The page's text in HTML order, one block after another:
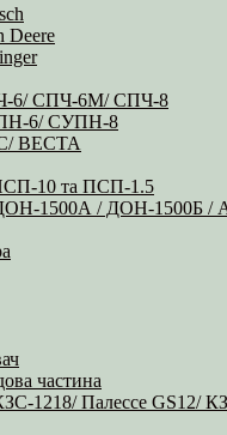
Deere
6/ СПЧ-6М/ СПЧ-8
6/ СУПН-8
ВЕСТА
10 та ПСП-1.5
ДОН-1500А / ДОН-
частина
1218/ Палессе GS12/